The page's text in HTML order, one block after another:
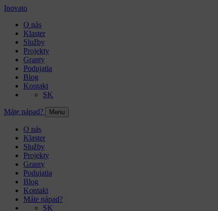
Inovato
O nás
Klaster
Služby
Projekty
Granty
Podujatia
Blog
Kontakt
SK
Máte nápad? Menu
O nás
Klaster
Služby
Projekty
Granty
Podujatia
Blog
Kontakt
Máte nápad?
SK